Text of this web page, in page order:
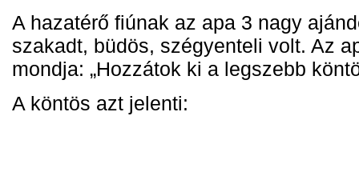
A hazatérő fiúnak az apa 3 nagy
szakadt, büdös, szégyenteli volt. Az
mondja: „Hozzátok ki a legszebb
A köntös azt jelenti: